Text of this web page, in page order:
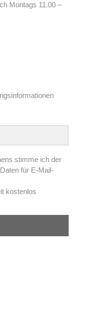
Montags 11.00 –
stimme ich der
für E-Mail-
kostenlos